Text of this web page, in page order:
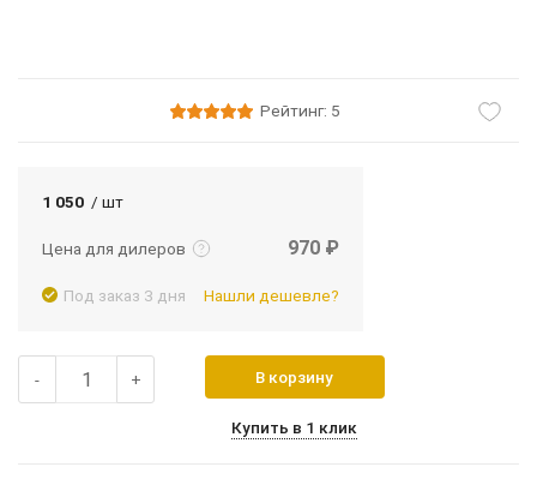
Рейтинг: 5
1 050 / шт
Цена для дилеров
Подробнее
970 ₽
Под заказ 3 дня Нашли дешевле?
- + В корзину
Купить в 1 клик